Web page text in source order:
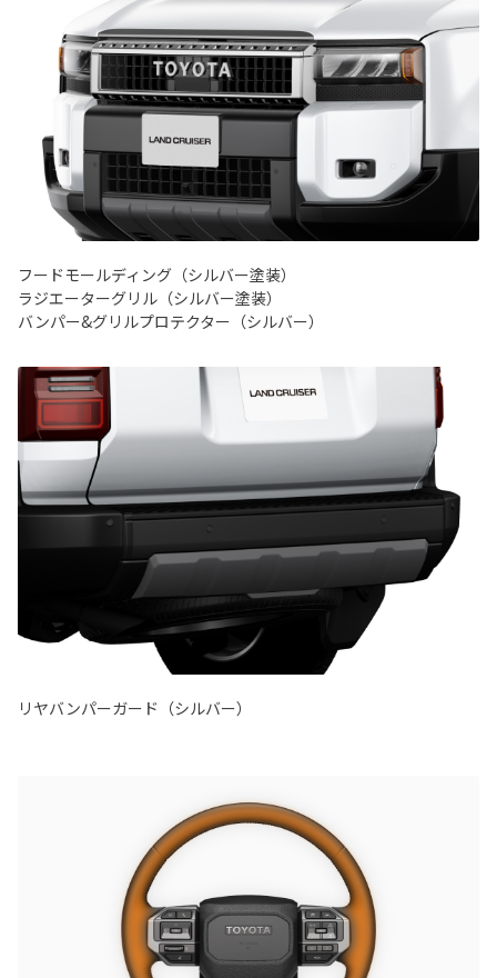
フードモールディング（シルバー塗装）
ラジエーターグリル（シルバー塗装）
バンパー&グリルプロテクター（シルバー）
リヤバンパーガード（シルバー）